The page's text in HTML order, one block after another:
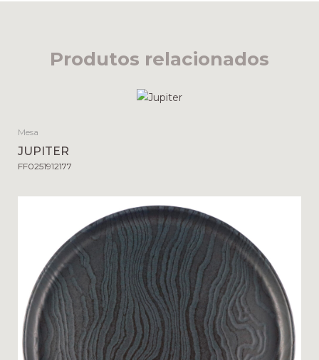
Produtos relacionados
Mesa
JUPITER
FF0251912177